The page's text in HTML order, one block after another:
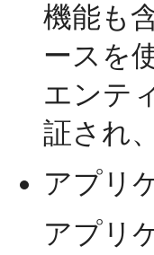
機能も
ースを
エンテ
証され
アプリ
アプリ